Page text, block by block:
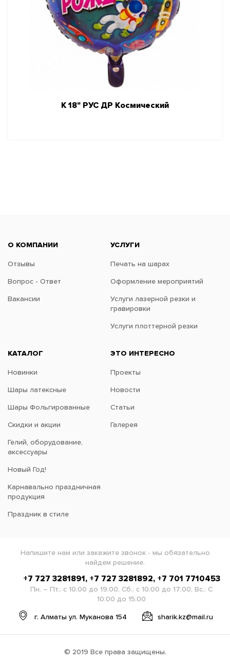
К 18" РУС ДР Космический
О КОМПАНИИ
Отзывы
Вопрос - Ответ
Вакансии
УСЛУГИ
Печать на шарах
Оформление мероприятий
Услуги лазерной резки и
гравировки
Услуги плоттерной резки
КАТАЛОГ
Новинки
Шары латексные
Шары Фольгированные
Скидки и акции
Гелий, оборудование,
аксессуары
Новый Год!
Карнавально праздничная
продукция
Праздник в стиле
ЭТО ИНТЕРЕСНО
Проекты
Новости
Статьи
Галерея
Напишите нам или закажите звонок - мы обязательно
найдем решение.
+7 727 3281891, +7 727 3281892, +7 701 7710453
Пн. – Пт.: с 10:00 до 19:00, Сб.: с 10:00 до 17:00, Вс.: С
10:00 до 15:00
г. Алматы ул. Муканова 154 sharik.kz@mail.ru
© 2019 Все права защищены.